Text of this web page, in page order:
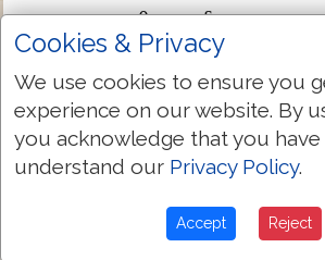
20:39 αποκριθεντες δε τινες
ειπον διδασκαλε καλως
20:40 ουκετι δε ετολμων
20:41 ειπεν δε προς αυτους πως
χριστον υιον δαβιδ ειναι
20:42 και αυτος δαβιδ λεγει εν
Cookies & Privacy
We use cookies to ensure you
experience on our website. By
you acknowledge that you have
understand our Privacy Policy.
Accept Reject